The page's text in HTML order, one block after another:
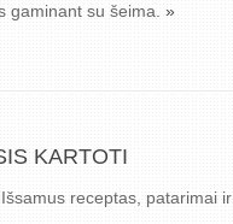
gaminant su šeima. »
KARTOTI
receptas, patarimai ir